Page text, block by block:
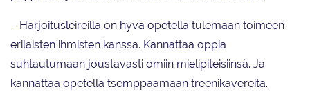
– Harjoitusleireillä on hyvä opetella tulemaan toimeen
erilaisten ihmisten kanssa. Kannattaa oppia
suhtautumaan joustavasti omiin mielipiteisiinsä. Ja
kannattaa opetella tsemppaamaan treenikavereita.